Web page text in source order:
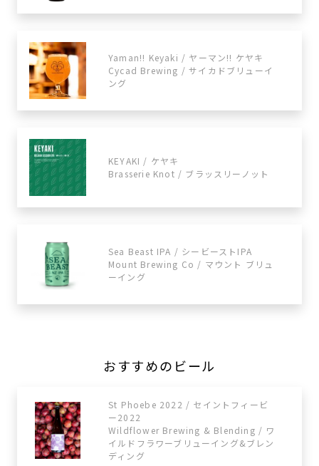
Yaman!! Keyaki / ヤーマン!! ケヤキ
Cycad Brewing / サイカドブリューイ
ング
KEYAKI / ケヤキ
Brasserie Knot / ブラッスリーノット
Sea Beast IPA / シービーストIPA
Mount Brewing Co / マウント ブリュ
ーイング
おすすめのビール
St Phoebe 2022 / セイントフィービ
ー2022
Wildflower Brewing & Blending / ワ
イルドフラワーブリューイング&ブレン
ディング